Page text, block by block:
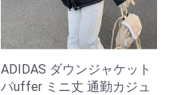
ADIDAS ダウンジャケット
パuffer ミニ丈 通勤カジュ